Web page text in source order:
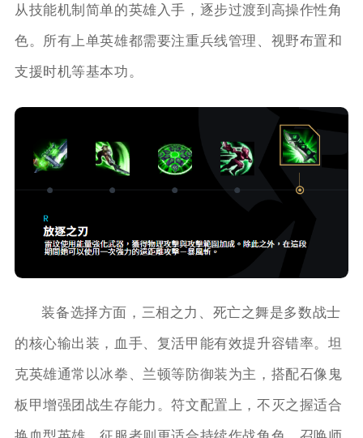
从技能机制简单的英雄入手，逐步过渡到高操作性角
色。所有上单英雄都需要注重兵线管理、视野布置和
支援时机等基本功。
装备选择方面，三相之力、死亡之舞是多数战士
的核心输出装，血手、复活甲能有效提升容错率。坦
克英雄通常以冰拳、兰顿等防御装为主，搭配石像鬼
板甲增强团战生存能力。符文配置上，不灭之握适合